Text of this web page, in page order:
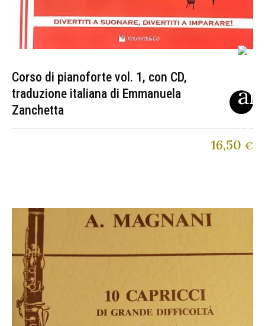
Corso di pianoforte vol. 1, con CD,
traduzione italiana di Emmanuela
Zanchetta
16,50 €